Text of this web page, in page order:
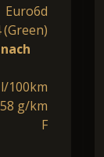
Euro6d
(Green)
100km
g/km
F